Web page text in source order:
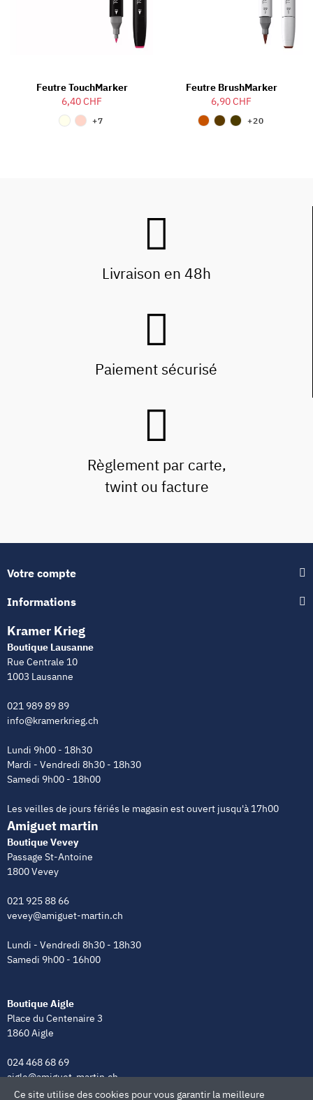
Feutre TouchMarker
6,40 CHF
+7
Feutre BrushMarker
6,90 CHF
+20
Livraison en 48h
Paiement sécurisé
Règlement par carte,
twint ou facture
Votre compte
Informations
Kramer Krieg
Boutique Lausanne
Rue Centrale 10
1003 Lausanne
021 989 89 89
info@kramerkrieg.ch
Lundi 9h00 - 18h30
Mardi - Vendredi 8h30 - 18h30
Samedi 9h00 - 18h00
Les veilles de jours fériés le magasin est ouvert jusqu'à 17h00
Amiguet martin
Boutique Vevey
Passage St-Antoine
1800 Vevey
021 925 88 66
vevey@amiguet-martin.ch
Lundi - Vendredi 8h30 - 18h30
Samedi 9h00 - 16h00
Boutique Aigle
Place du Centenaire 3
1860 Aigle
024 468 68 69
aigle@amiguet-martin.ch
Ce site utilise des cookies pour vous garantir la meilleure